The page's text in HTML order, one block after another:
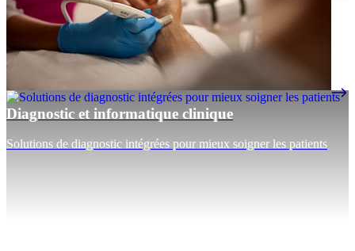
Diagnostic et informatique clinique
Solutions de diagnostic intégrées pour mieux soigner les patients